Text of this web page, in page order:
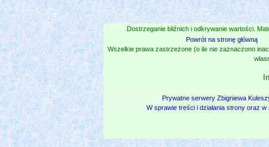
Dostrzeganie bliźnich i odkrywanie wartości.
Powrót na stronę główną
Wszelkie prawa zastrzeżone (o ile nie zaznaczono
Prywatne serwery Zbigniewa
W sprawie treści i działania strony oraz